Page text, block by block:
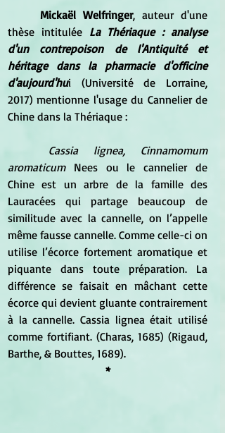
	Mickaël Welfringer
, auteur d'une
thèse intitulée La Thériaque : analyse
d'un contrepoison de l'Antiquité et
héritage dans la pharmacie d'officine
d'aujourd'hui (Université de Lorraine,
2017) mentionne l'usage du Cannelier de
Chine dans la Thériaque :
Cassia lignea, Cinnamomum
aromaticum Nees ou le cannelier de
Chine est un arbre de la famille des
Lauracées qui partage beaucoup de
similitude avec la cannelle, on l’appelle
même fausse cannelle. Comme celle-ci on
utilise l’écorce fortement aromatique et
piquante dans toute préparation. La
différence se faisait en mâchant cette
écorce qui devient gluante contrairement
à la cannelle. Cassia lignea était utilisé
comme fortifiant. (Charas, 1685) (Rigaud,
Barthe, & Bouttes, 1689).
*